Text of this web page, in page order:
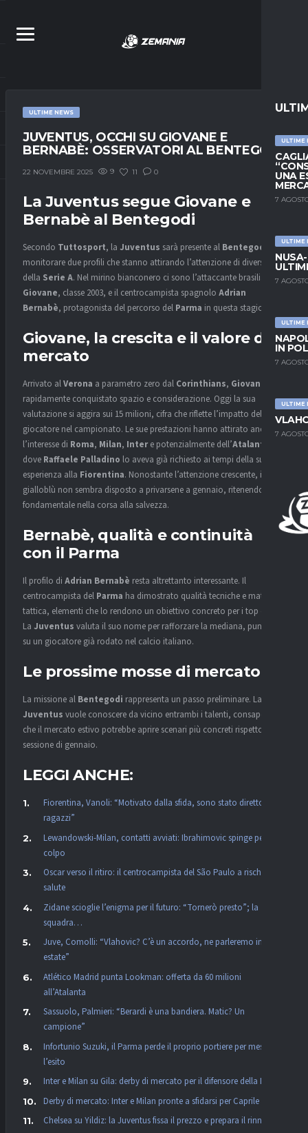
ULTIME
UNA
7
ULTIME
7
ULTIME
IN
7
ULTIME
7
ULTIME NEWS
JUVENTUS, OCCHI SU GIOVANE E
BERNABÈ: OSSERVATORI AL BENTEGODI
22 NOVEMBRE 2025 9 11 0
La Juventus segue Giovane e
Bernabè al Bentegodi
Secondo Tuttosport, la Juventus sarà presente al Bentegodi
per
monitorare due profili che stanno attirando l’attenzione di diversi club
della Serie A. Nel mirino bianconero ci sono l’attaccante brasiliano
Giovane, classe 2003, e il centrocampista spagnolo Adrian
Bernabè, protagonista del percorso del Parma in questa stagione.
Giovane, la crescita e il valore di
mercato
Arrivato alVerona a parametro zero dal Corinthians, Giovane
rapidamente conquistato spazio e considerazione. Oggi la sua
valutazione si aggira sui 15 milioni, cifra che riflette l’impatto del
giocatore nel campionato. Le sue prestazioni hanno attirato anche
l’interesse di Roma, Milan, Intere potenzialmente dell’Atalanta
dove Raffaele Palladino lo aveva già richiesto ai tempi della sua
esperienza alla Fiorentina. Nonostante l’attenzione crescente, il club
gialloblù non sembra disposto a privarsene a gennaio, ritenendolo
fondamentale nella corsa alla salvezza.
Bernabè, qualità e continuità
con il Parma
Il profilo di Adrian Bernabè resta altrettanto interessante. Il
centrocampista del Parma ha dimostrato qualità tecniche e maturità
tattica, elementi che lo rendono un obiettivo concreto per i top club.
La Juventus valuta il suo nome per rafforzare la mediana, puntando
su un giocatore già rodato nel calcio italiano.
Le prossime mosse di mercato
La missione al Bentegodi rappresenta un passo preliminare. La
Juventus vuole conoscere da vicino entrambi i talenti, consapevole
che il mercato estivo potrebbe aprire scenari più concreti rispetto alla
sessione di gennaio.
LEGGI ANCHE:
Fiorentina, Vanoli: “Motivato dalla sfida, sono stato diretto con i
ragazzi”
Lewandowski-Milan, contatti avviati: Ibrahimovic spinge per il
colpo
Oscar verso il ritiro: il centrocampista del São Paulo a rischio
salute
Zidane scioglie l’enigma per il futuro: “Tornerò presto”; la
squadra…
Juve, Comolli: “Vlahovic? C’è un accordo, ne parleremo in
estate”
Atlético Madrid punta Lookman: offerta da 60 milioni
all’Atalanta
Sassuolo, Palmieri: “Berardi è una bandiera. Matic? Un
campione”
Infortunio Suzuki, il Parma perde il proprio portiere per mesi:
l’esito
Inter e Milan su Gila: derby di mercato per il difensore della Lazio
Derby di mercato: Inter e Milan pronte a sfidarsi per Caprile
Chelsea su Yildiz: la Juventus fissa il prezzo e prepara il rinnovo